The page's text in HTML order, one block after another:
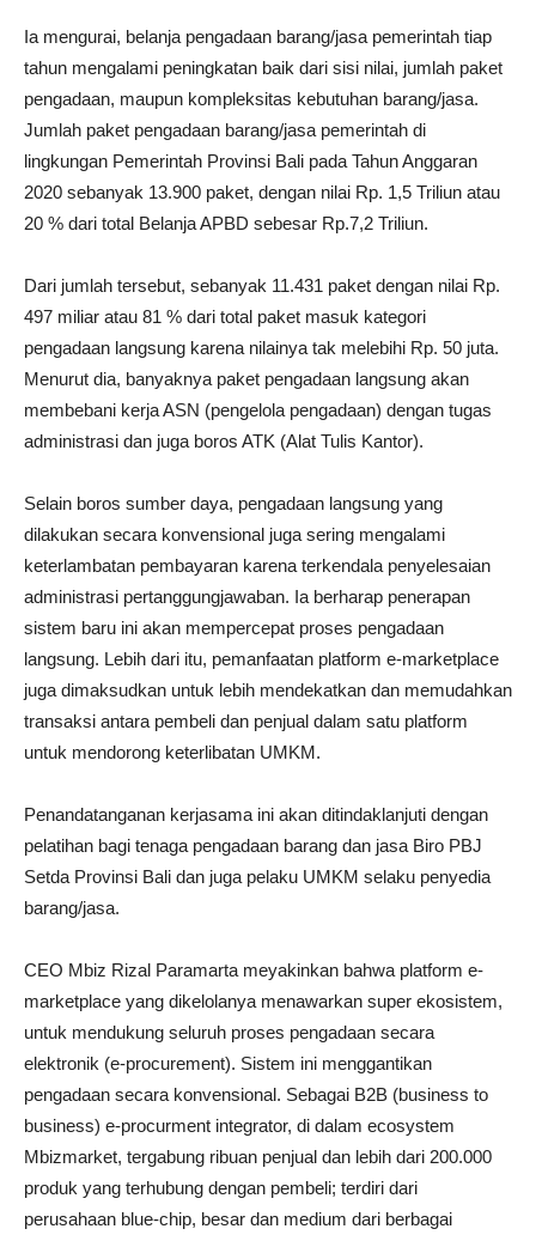
Ia mengurai, belanja pengadaan barang/jasa pemerintah tiap
tahun mengalami peningkatan baik dari sisi nilai, jumlah paket
pengadaan, maupun kompleksitas kebutuhan barang/jasa.
Jumlah paket pengadaan barang/jasa pemerintah di
lingkungan Pemerintah Provinsi Bali pada Tahun Anggaran
2020 sebanyak 13.900 paket, dengan nilai Rp. 1,5 Triliun atau
20 % dari total Belanja APBD sebesar Rp.7,2 Triliun.
Dari jumlah tersebut, sebanyak 11.431 paket dengan nilai Rp.
497 miliar atau 81 % dari total paket masuk kategori
pengadaan langsung karena nilainya tak melebihi Rp. 50 juta.
Menurut dia, banyaknya paket pengadaan langsung akan
membebani kerja ASN (pengelola pengadaan) dengan tugas
administrasi dan juga boros ATK (Alat Tulis Kantor).
Selain boros sumber daya, pengadaan langsung yang
dilakukan secara konvensional juga sering mengalami
keterlambatan pembayaran karena terkendala penyelesaian
administrasi pertanggungjawaban. Ia berharap penerapan
sistem baru ini akan mempercepat proses pengadaan
langsung. Lebih dari itu, pemanfaatan platform e-marketplace
juga dimaksudkan untuk lebih mendekatkan dan memudahkan
transaksi antara pembeli dan penjual dalam satu platform
untuk mendorong keterlibatan UMKM.
Penandatanganan kerjasama ini akan ditindaklanjuti dengan
pelatihan bagi tenaga pengadaan barang dan jasa Biro PBJ
Setda Provinsi Bali dan juga pelaku UMKM selaku penyedia
barang/jasa.
CEO Mbiz Rizal Paramarta meyakinkan bahwa platform e-
marketplace yang dikelolanya menawarkan super ekosistem,
untuk mendukung seluruh proses pengadaan secara
elektronik (e-procurement). Sistem ini menggantikan
pengadaan secara konvensional. Sebagai B2B (business to
business) e-procurment integrator, di dalam ecosystem
Mbizmarket, tergabung ribuan penjual dan lebih dari 200.000
produk yang terhubung dengan pembeli; terdiri dari
perusahaan blue-chip, besar dan medium dari berbagai